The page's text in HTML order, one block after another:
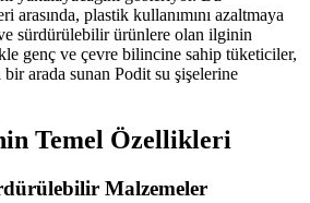
arasında, plastik kullanımını azaltmaya
sürdürülebilir ürünlere olan ilginin
genç ve çevre bilincine sahip tüketiciler,
arada sunan Podit su şişelerine
Temel Özellikleri
Malzemeler